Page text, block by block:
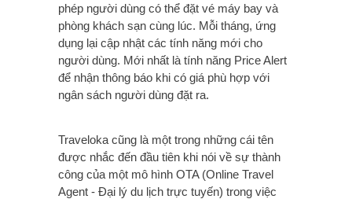
phép người dùng có thể đặt vé máy bay và
phòng khách sạn cùng lúc. Mỗi tháng, ứng
dụng lại cập nhật các tính năng mới cho
người dùng. Mới nhất là tính năng Price Alert
để nhận thông báo khi có giá phù hợp với
ngân sách người dùng đặt ra.
Traveloka cũng là một trong những cái tên
được nhắc đến đầu tiên khi nói về sự thành
công của một mô hình OTA (Online Travel
Agent - Đại lý du lịch trực tuyến) trong việc